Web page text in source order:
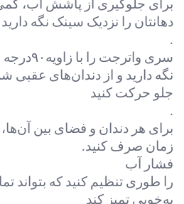
برای جلوگیری از پاشش آب،
دهانتان را نزدیک سینک نگه دارید
.
سری واترجت را با زاویه ۹۰درجه
نگه دارید و از دندان‌های
جلو حرکت کنید
.
برای هر دندان و فضای بین
زمان صرف کنید.
فشار آب
را طوری تنظیم کنید که بتواند
به‌خوبی تمیز کند